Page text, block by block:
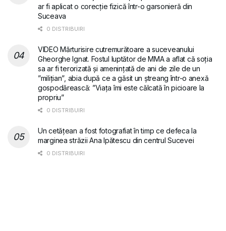
ar fi aplicat o corecție fizică într-o garsonieră din
Suceava
0 DISTRIBUIRI
VIDEO Mărturisire cutremurătoare a suceveanului
Gheorghe Ignat. Fostul luptător de MMA a aflat că soția
sa ar fi terorizată și amenințată de ani de zile de un
”milițian”, abia după ce a găsit un ștreang într-o anexă
gospodărească: ”Viața îmi este călcată în picioare la
propriu”
0 DISTRIBUIRI
Un cetățean a fost fotografiat în timp ce defeca la
marginea străzii Ana Ipătescu din centrul Sucevei
0 DISTRIBUIRI